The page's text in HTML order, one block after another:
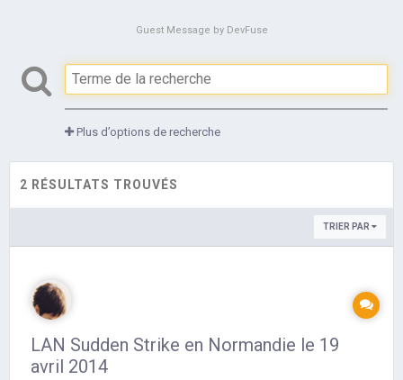
Guest Message by DevFuse
Plus d’options de recherche
2 RÉSULTATS TROUVÉS
TRIER PAR
LAN Sudden Strike en Normandie le 19
avril 2014